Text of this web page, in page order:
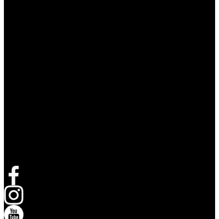
Ouvrir dans un nouvel onglet
Ouvrir dans un nouvel onglet
Ouvrir dans un nouvel onglet